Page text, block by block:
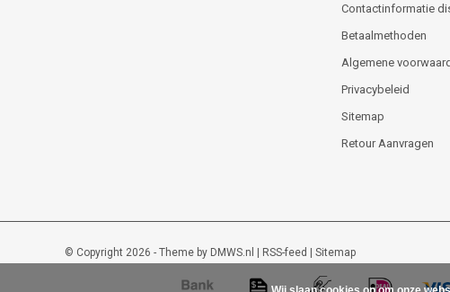
Contactinformatie
Betaalmethoden
Algemene
Privacybeleid
Sitemap
Retour Aanvragen
© Copyright 2026 - Theme by DMWS.nl | RSS-feed | Sitemap